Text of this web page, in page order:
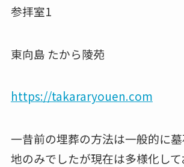
参拝室1
東向島 たから陵苑
https://takararyouen.com
一昔前の埋葬の方法は一般的に
地のみでしたが現在は多様化し